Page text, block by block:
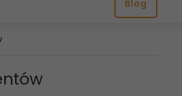
Blog